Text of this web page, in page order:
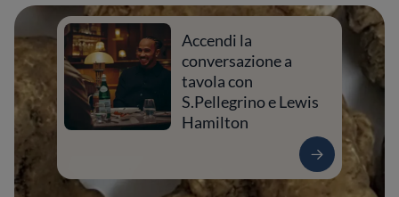
Accendi la
conversazione a
tavola con
S.Pellegrino e Lewis
Hamilton